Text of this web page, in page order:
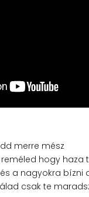
merre mész
hogy haza
a nagyokra bízni
csak te